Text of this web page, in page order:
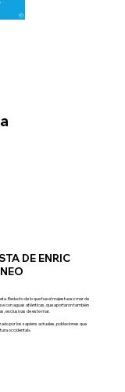
DE ENRIC
NEO
Reducto de lo que fue el majestuoso mar de
con aguas atlánticas, que aportaron también
exclusivas de este mar.
por los sapiens actuales, poblaciones que
occidental».